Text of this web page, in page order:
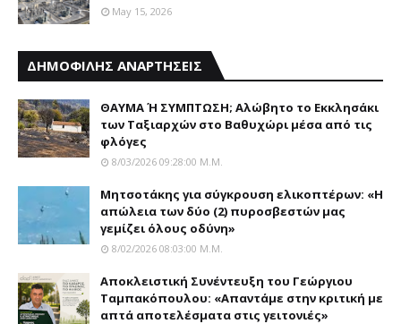
May 15, 2026
ΔΗΜΟΦΙΛΗΣ ΑΝΑΡΤΗΣΕΙΣ
ΘΑΥΜΑ Ή ΣΥΜΠΤΩΣΗ; Aλώβητο το Eκκλησάκι
των Tαξιαρχών στο Bαθυχώρι μέσα από τις
φλόγες
8/03/2026 09:28:00 Μ.μ.
Μητσοτάκης για σύγκρουση ελικοπτέρων: «Η
απώλεια των δύο (2) πυροσβεστών μας
γεμίζει όλους οδύνη»
8/02/2026 08:03:00 Μ.μ.
Αποκλειστική Συνέντευξη του Γεώργιου
Ταμπακόπουλου: «Απαντάμε στην κριτική με
απτά αποτελέσματα στις γειτονιές»